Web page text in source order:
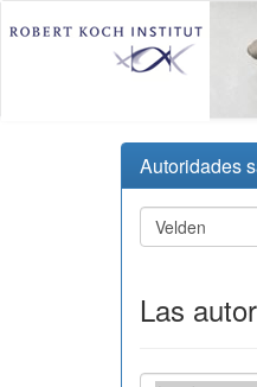
Autoridades
Las